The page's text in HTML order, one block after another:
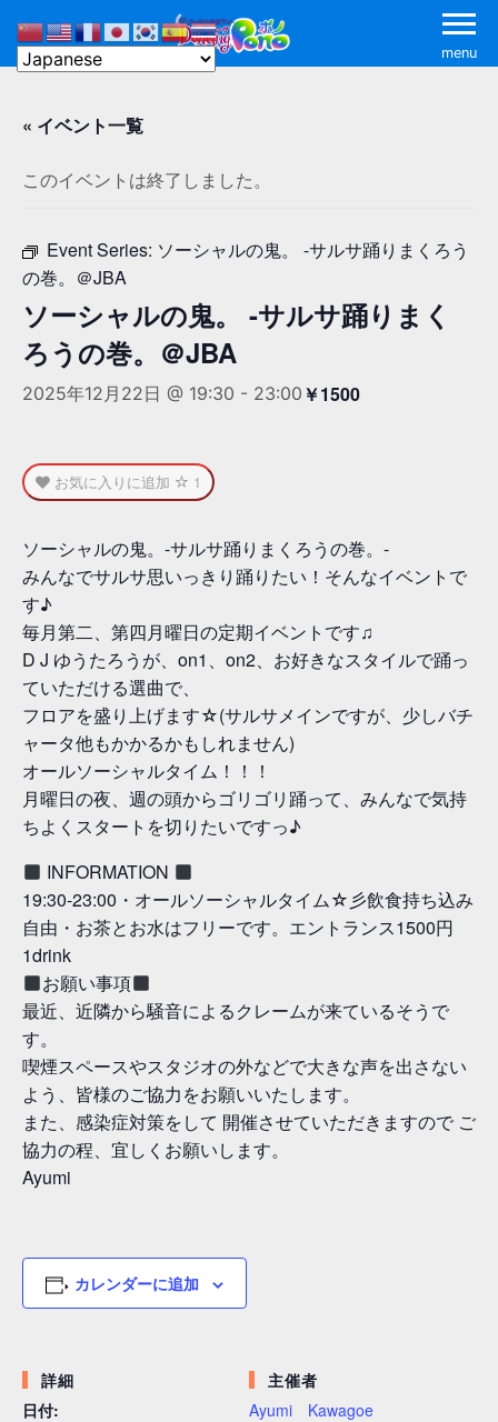
menu
« イベント一覧
このイベントは終了しました。
Event Series: ソーシャルの鬼。 -サルサ踊りまくろう
の巻。＠JBA
ソーシャルの鬼。 -サルサ踊りまく
ろうの巻。＠JBA
2025年12月22日 @ 19:30 - 23:00 ￥1500
お気に入りに追加 1
ソーシャルの鬼。-サルサ踊りまくろうの巻。-
みんなでサルサ思いっきり踊りたい！そんなイベントで
す♪
毎月第二、第四月曜日の定期イベントです♫
D J ゆうたろうが、on1、on2、お好きなスタイルで踊っ
ていただける選曲で、
フロアを盛り上げます☆(サルサメインですが、少しバチ
ャータ他もかかるかもしれません)
オールソーシャルタイム！！！
月曜日の夜、週の頭からゴリゴリ踊って、みんなで気持
ちよくスタートを切りたいですっ♪
INFORMATION
19:30-23:00・オールソーシャルタイム☆彡飲食持ち込み
自由・お茶とお水はフリーです。エントランス1500円
1drink
お願い事項
最近、近隣から騒音によるクレームが来ているそうで
す。
喫煙スペースやスタジオの外などで大きな声を出さない
よう、皆様のご協力をお願いいたします。
また、感染症対策をして 開催させていただきますので ご
協力の程、宜しくお願いします。
Ayumi
カレンダーに追加
詳細
日付:
主催者
Ayumi Kawagoe